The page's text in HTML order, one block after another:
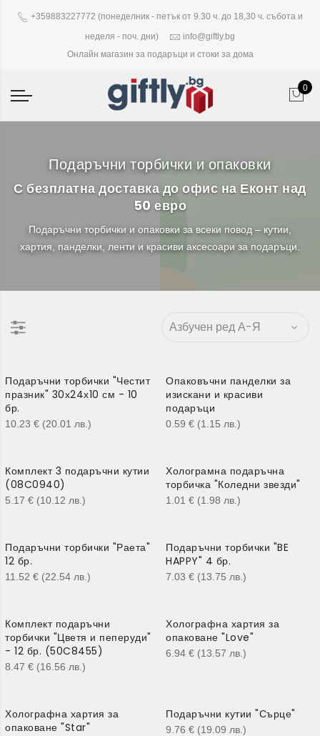
+359883227772 (понеделник - петък от 9.30 ч. до 18,30 ч. събота и
неделя - поч. дни)
info@giftly.bg
Онлайн магазин за подаръци и стоки за дома
0
Подаръчни торбички и опаковки
С безплатна доставка до офис на Еконт над
50 евро
Подаръчни торбички и опаковки за всеки повод – кутии,
хартия, панделки, ленти и красиви аксесоари за подаръци.
Подаръчни торбички "Честит
празник" 30х24х10 см - 10
бр.
10.23 € (20.01 лв. )
Опаковъчни панделки за
изискани и красиви
подаръци
0.59 € (1.15 лв. )
Комплект 3 подаръчни кутии
(08C0940)
5.17 € (10.12 лв. )
Холограмна подаръчна
торбичка "Коледни звезди"
1.01 € (1.98 лв. )
Подаръчни торбички "Раета"
12 бр.
11.52 € (22.54 лв. )
Подаръчни торбички "BE
HAPPY" 4 бр.
7.03 € (13.75 лв. )
Комплект подаръчни
торбички "Цветя и пеперуди"
- 12 бр. (50C8455)
8.47 € (16.56 лв. )
Холографна хартия за
опаковане "Love"
6.94 € (13.57 лв. )
Холографна хартия за
опаковане "Star"
Подаръчни кутии "Сърце"
9.76 € (19.09 лв. )